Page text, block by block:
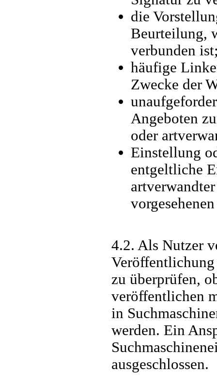
die
Beurteilung,
verbunden
häufige
Zwecke der
Angeboten
oder
Einstellung
entgeltliche
4.2. Als Nutzer
zu überprüfen,
veröffentlichen
in
werden. Ein
ausgeschlossen.